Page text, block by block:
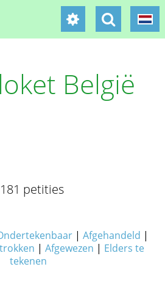
België
petities
| Afgehandeld |
| Afgewezen | Elders te
tekenen